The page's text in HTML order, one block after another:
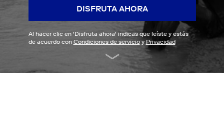
DISFRUTA AHORA
Al hacer clic en 'Disfruta ahora' indicas que leíste y estás
de acuerdo con Condiciones de servicioy Privacidad